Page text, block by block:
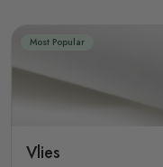
Most Popular
Vlies